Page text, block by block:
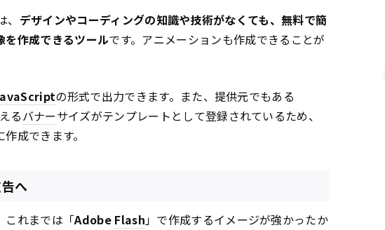
デザインやコーディングの知識や技術がなくても、無料で簡
を作成できるツールです。アニメーションも作成できることが
の形式で出力できます。また、提供元でもある
るバナーサイズがテンプレートとして登録されているため、
成できます。
へ
これまでは「Adobe Flash」で作成するイメージが強かったか